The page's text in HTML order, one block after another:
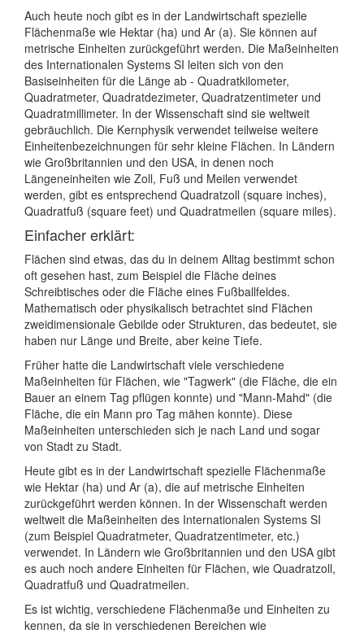
Auch heute noch gibt es in der Landwirtschaft spezielle
Flächenmaße wie Hektar (ha) und Ar (a). Sie können auf
metrische Einheiten zurückgeführt werden. Die Maßeinheiten
des Internationalen Systems SI leiten sich von den
Basiseinheiten für die Länge ab - Quadratkilometer,
Quadratmeter, Quadratdezimeter, Quadratzentimeter und
Quadratmillimeter. In der Wissenschaft sind sie weltweit
gebräuchlich. Die Kernphysik verwendet teilweise weitere
Einheitenbezeichnungen für sehr kleine Flächen. In Ländern
wie Großbritannien und den USA, in denen noch
Längeneinheiten wie Zoll, Fuß und Meilen verwendet
werden, gibt es entsprechend Quadratzoll (square inches),
Quadratfuß (square feet) und Quadratmeilen (square miles).
Einfacher erklärt:
Flächen sind etwas, das du in deinem Alltag bestimmt schon
oft gesehen hast, zum Beispiel die Fläche deines
Schreibtisches oder die Fläche eines Fußballfeldes.
Mathematisch oder physikalisch betrachtet sind Flächen
zweidimensionale Gebilde oder Strukturen, das bedeutet, sie
haben nur Länge und Breite, aber keine Tiefe.
Früher hatte die Landwirtschaft viele verschiedene
Maßeinheiten für Flächen, wie "Tagwerk" (die Fläche, die ein
Bauer an einem Tag pflügen konnte) und "Mann-Mahd" (die
Fläche, die ein Mann pro Tag mähen konnte). Diese
Maßeinheiten unterschieden sich je nach Land und sogar
von Stadt zu Stadt.
Heute gibt es in der Landwirtschaft spezielle Flächenmaße
wie Hektar (ha) und Ar (a), die auf metrische Einheiten
zurückgeführt werden können. In der Wissenschaft werden
weltweit die Maßeinheiten des Internationalen Systems SI
(zum Beispiel Quadratmeter, Quadratzentimeter, etc.)
verwendet. In Ländern wie Großbritannien und den USA gibt
es auch noch andere Einheiten für Flächen, wie Quadratzoll,
Quadratfuß und Quadratmeilen.
Es ist wichtig, verschiedene Flächenmaße und Einheiten zu
kennen, da sie in verschiedenen Bereichen wie